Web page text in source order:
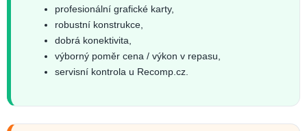
profesionální grafické karty,
robustní konstrukce,
dobrá konektivita,
výborný poměr cena / výkon v repasu,
servisní kontrola u Recomp.cz.